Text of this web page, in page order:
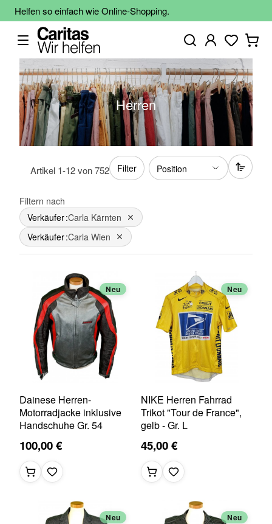
Helfen so einfach wie Online-Shopping.
Herren
Artikel 1-12von752 Filter
Filtern nach
Verkäufer Carla Kärnten
Dies entfernen
Verkäufer Carla Wien Dies entfernen
Neu
Dainese Herren-
Motorradjacke inklusive
Handschuhe Gr. 54
100,00 €
Neu
NIKE Herren Fahrrad
Trikot "Tour de France",
gelb - Gr. L
45,00 €
Neu Neu